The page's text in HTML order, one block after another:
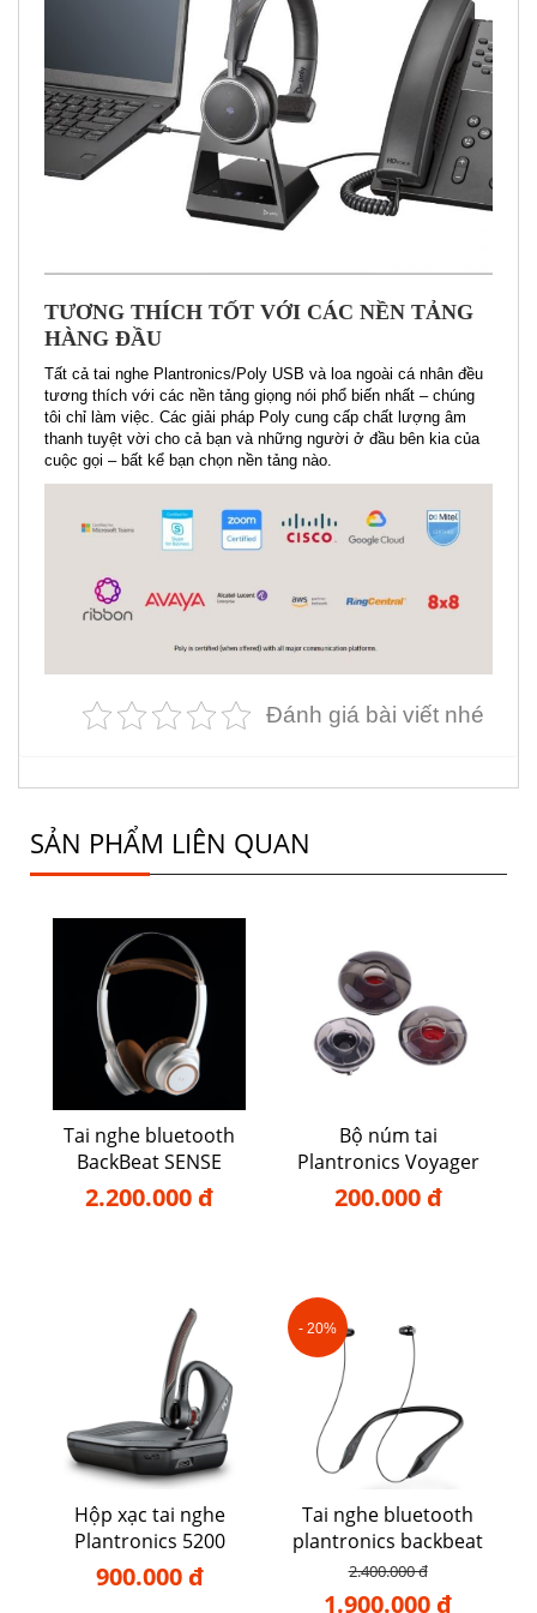
TƯƠNG THÍCH TỐT VỚI CÁC NỀN TẢNG
HÀNG ĐẦU
Tất cả tai nghe Plantronics/Poly USB và loa ngoài cá nhân đều
tương thích với các nền tảng giọng nói phổ biến nhất – chúng
tôi chỉ làm việc. Các giải pháp Poly cung cấp chất lượng âm
thanh tuyệt vời cho cả bạn và những người ở đầu bên kia của
cuộc gọi – bất kể bạn chọn nền tảng nào.
Đánh giá bài viết nhé
SẢN PHẨM LIÊN QUAN
Tai nghe bluetooth
BackBeat SENSE
2.200.000 đ
Bộ núm tai
Plantronics Voyager
5200
200.000 đ
Hộp xạc tai nghe
Plantronics 5200
900.000 đ
- 20%
Tai nghe bluetooth
plantronics backbeat
105
2.400.000 đ
1.900.000 đ